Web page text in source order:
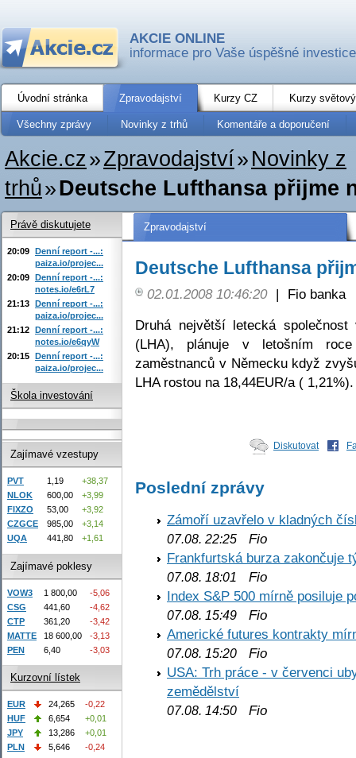
AKCIE ONLINE
informace pro Vaše úspěšné investice
Úvodní stránka Zpravodajství Kurzy CZ Kurzy
Všechny zprávy Novinky z trhů Komentáře a doporučení
Akcie.cz»Zpravodajství» Novinky z
trhů»Deutsche Lufthansa přijme
Zpravodajství
Deutsche Lufthansa
02.01.2008 10:46:20 |
Fio banka
Druhá největší letecká
(LHA), plánuje v letošním
zaměstnanců v Německu když
LHA rostou na 18,44EUR/a ( 1,21%).
Diskutovat
Poslední zprávy
Zámoří uzavřelo v kladných
07.08. 22:25 Fio
Frankfurtská burza zakončuje
07.08. 18:01
Fio
Index S&P 500 mírně posiluje
07.08. 15:49 Fio
Americké futures kontrakty
07.08. 15:20 Fio
USA: Trh práce - v červenci
zemědělství
07.08. 14:50 Fio
Právě diskutujete
20:09 Denní report -...:
paiza.io/projec...
20:09 Denní report -...:
notes.io/e6rL7
21:13 Denní report -...:
paiza.io/projec...
21:12 Denní report -...:
notes.io/e6qyW
20:15 Denní report -...:
paiza.io/projec...
Škola investování
Zajímavé vzestupy
PVT 1,19
+38,37
NLOK
600,00
+3,99
FIXZO
53,00
+3,92
CZGCE
985,00
+3,14
UQA
441,80 +1,61
Zajímavé poklesy
VOW3 1 800,00
-5,06
CSG
441,60
-4,62
CTP
361,20
-3,42
MATTE
18 600,00
-3,13
PEN
6,40 -3,03
Kurzovní lístek
EUR 24,265
-0,22
HUF
6,654
+0,01
JPY
13,286
+0,01
PLN
5,646
-0,24